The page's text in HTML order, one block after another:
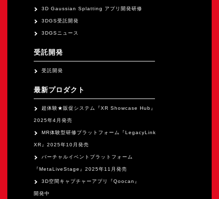
オープンキャンパス
3D Gaussian Splatting アプリ開発研修
3DGS受託開発
3DGSニュース
受託開発
受託開発
最新プロダクト
超体験★販促システム『XR Showcase Hub』
2025年4月発売
MR体験型研修プラットフォーム『LegacyLink
XR』2025年10月発売
バーチャルイベントプラットフォーム
『MetaLiveStage』2025年11月発売
3D空間キャプチャーアプリ『Qoocan』
開発中